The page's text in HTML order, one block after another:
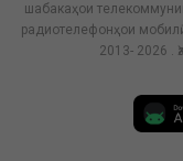
шабакаҳои
радиотелефонҳои
2013- 2026 .